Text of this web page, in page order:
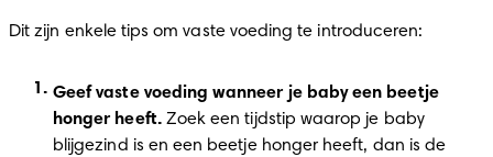
Dit zijn enkele tips om vaste voeding te introduceren:
Geef vaste voeding wanneer je baby een beetje
honger heeft. Zoek een tijdstip waarop je baby
blijgezind is en een beetje honger heeft, dan is de